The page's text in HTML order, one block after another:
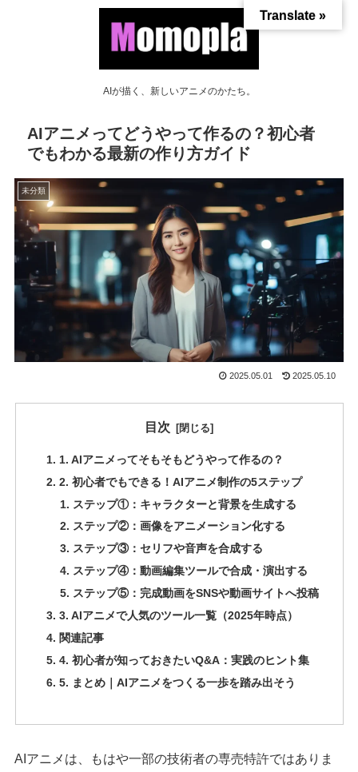
AIが描く、新しいアニメのかたち。
AIアニメってどうやって作るの？初心者
でもわかる最新の作り方ガイド
未分類
2025.05.01 2025.05.10
目次
1. AIアニメってそもそもどうやって作るの？
2. 初心者でもできる！AIアニメ制作の5ステップ
ステップ①：キャラクターと背景を生成する
ステップ②：画像をアニメーション化する
ステップ③：セリフや音声を合成する
ステップ④：動画編集ツールで合成・演出する
ステップ⑤：完成動画をSNSや動画サイトへ投稿
3. AIアニメで人気のツール一覧（2025年時点）
関連記事
4. 初心者が知っておきたいQ&A：実践のヒント集
5. まとめ｜AIアニメをつくる一歩を踏み出そう
AIアニメは、もはや一部の技術者の専売特許ではありま
Translate »